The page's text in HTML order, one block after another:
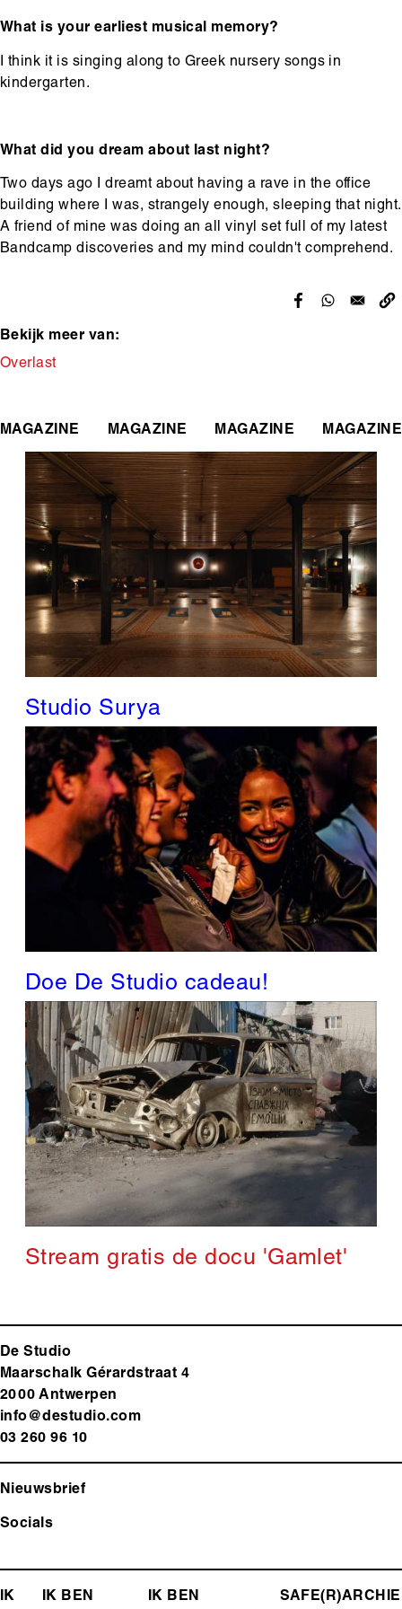
What is your earliest musical memory?
I think it is singing along to Greek nursery songs in
kindergarten.
What did you dream about last night?
Two days ago I dreamt about having a rave in the office
building where I was, strangely enough, sleeping that night.
A friend of mine was doing an all vinyl set full of my latest
Bandcamp discoveries and my mind couldn't comprehend.
Bekijk meer van:
Makers
Overlast
MAGAZINE MAGAZINE MAGAZINE MAGAZINE
Studio Surya
Doe De Studio cadeau!
Stream gratis de docu 'Gamlet'
De Studio
Maarschalk Gérardstraat 4
2000 Antwerpen
info@destudio.com
03 260 96 10
Nieuwsbrief
Socials
FOOTER-
IK
IK BEN
IK BEN
SAFE(R)